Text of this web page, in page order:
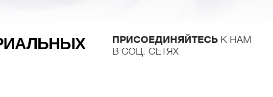
ПРИСОЕДИНЯЙТЕСЬК НАМ
В СОЦ. СЕТЯХ